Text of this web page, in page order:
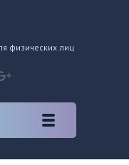
физических лиц